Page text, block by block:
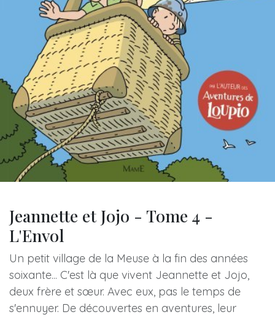
Jeannette et Jojo - Tome 4 -
L'Envol
Un petit village de la Meuse à la fin des années
soixante... C'est là que vivent Jeannette et Jojo,
deux frère et sœur. Avec eux, pas le temps de
s'ennuyer. De découvertes en aventures, leur